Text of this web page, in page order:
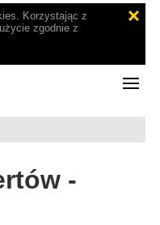
Korzystając z
zgodnie z
-